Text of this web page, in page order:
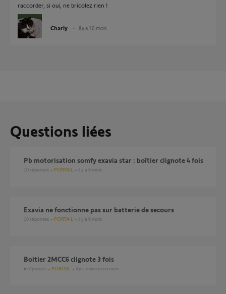
raccorder, si oui, ne bricolez rien !
Charly il y a 10 mois
Questions liées
Pb motorisation somfy exavia star : boîtier clignote 4 fois
10 réponses PORTAIL il y a 6 mois
Exavia ne fonctionne pas sur batterie de secours
10 réponses PORTAIL il y a 6 mois
Boitier 2MCC6 clignote 3 fois
4 réponses PORTAIL il y a environ un mois